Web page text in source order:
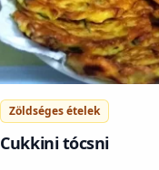
Zöldséges ételek
Cukkini tócsni